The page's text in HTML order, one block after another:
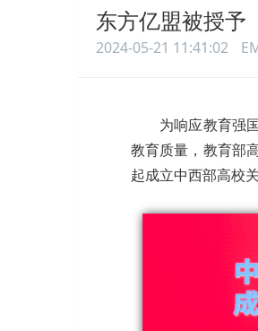
东方亿盟被授予
2024-05-21 11:41:02
为响应教育强
教育质量，教育部
起成立中西部高校